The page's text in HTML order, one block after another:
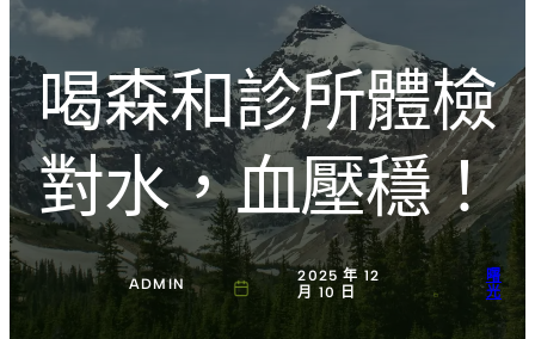
喝森和診所體檢
對水，血壓穩！
ADMIN
2025 年 12
月 10 日
曙
光